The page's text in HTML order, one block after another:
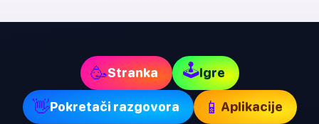
🥳Stranka 🕹Igre
👋Pokretači razgovora 📱 Aplikacije